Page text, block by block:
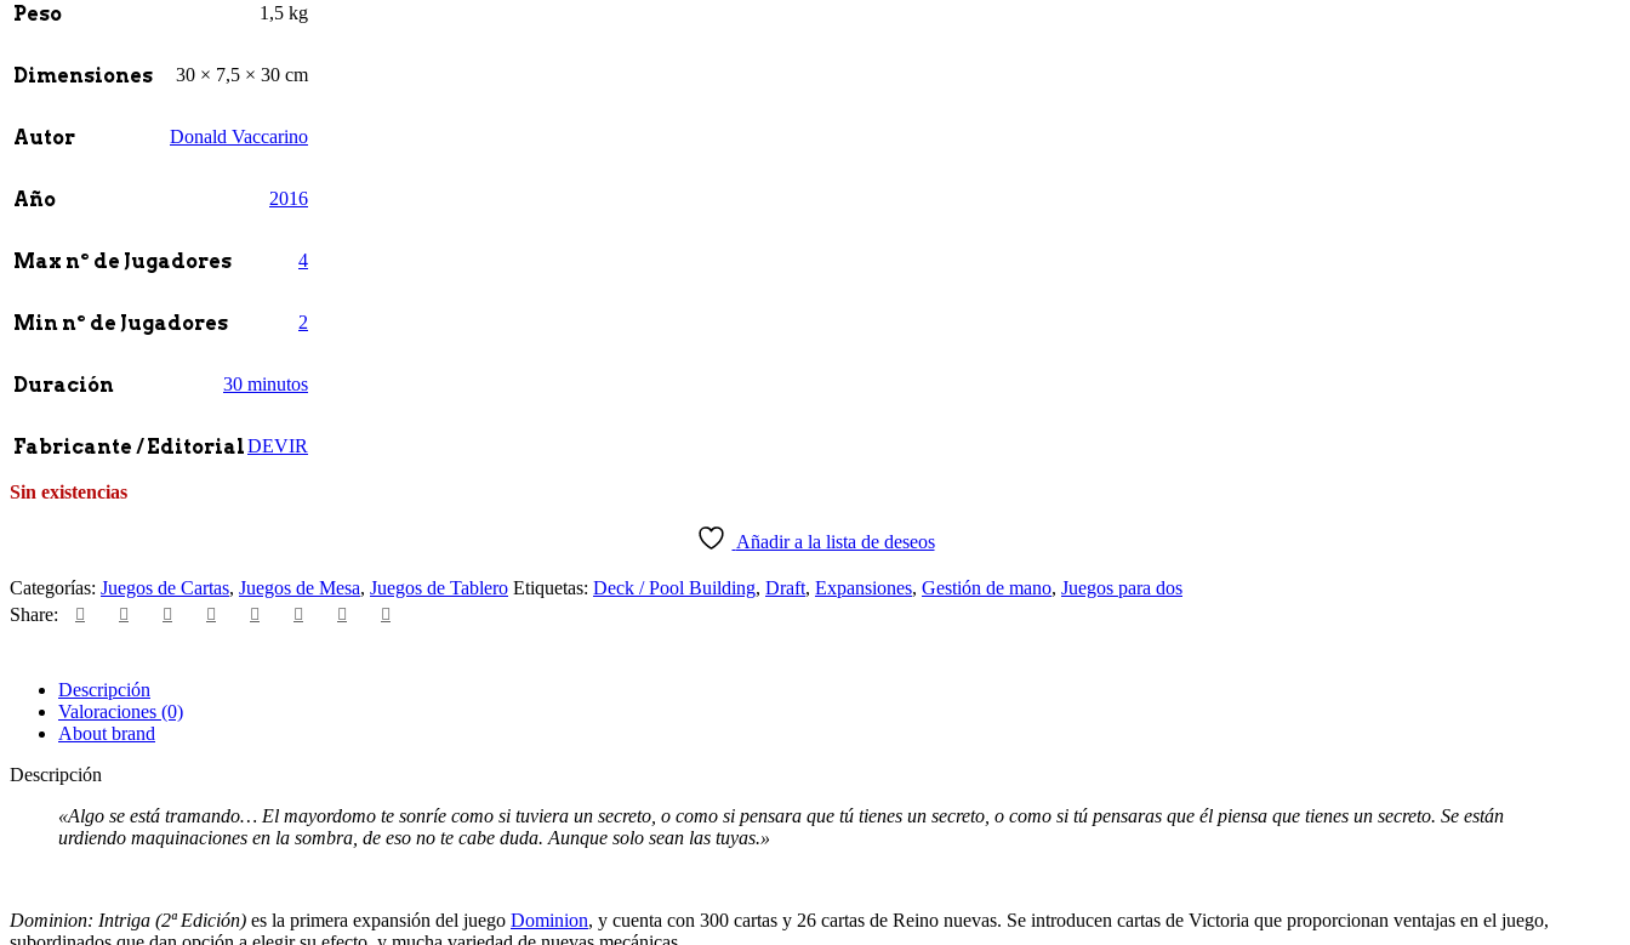
Peso 1,5 kg
Dimensiones 30 × 7,5 × 30 cm
Autor Donald Vaccarino
Año 2016
Max nº de Jugadores 4
Min nº de Jugadores 2
Duración 30 minutos
Fabricante / EditorialDEVIR
Sin existencias
Añadir a la lista de deseos
Categorías: Juegos de Cartas, Juegos de Mesa, Juegos de Tablero Etiquetas: Deck / Pool Building, Draft, Expansiones, Gestión de mano, Juegos para dos
Share:
Descripción
Valoraciones (0)
About brand
Descripción
«Algo se está tramando… El mayordomo te sonríe como si tuviera un secreto, o como si pensara que tú tienes un secreto, o como si tú pensaras que él piensa que tienes un secreto. Se están
urdiendo maquinaciones en la sombra, de eso no te cabe duda. Aunque solo sean las tuyas.»
Dominion: Intriga (2ª Edición) es la primera expansión del juego Dominion, y cuenta con 300 cartas y 26 cartas de Reino nuevas. Se introducen cartas de Victoria que proporcionan ventajas en el juego,